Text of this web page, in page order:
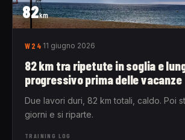
82km
W24 11 giugno 2026
82 km tra ripetute in soglia e
progressivo prima delle vacanze
Due lavori duri, 82 km totali, caldo. Poi
giorni e si riparte.
TRAINING LOG